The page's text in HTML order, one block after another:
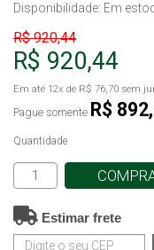
Disponibilidade: Em
R$ 920,44
R$ 920,44
Em até 12x de R$ 76,70 sem
Pague somente R$
Quantidade
Estimar frete